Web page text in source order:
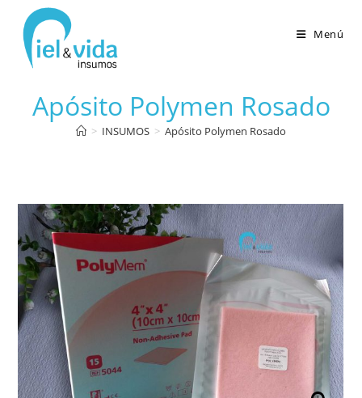
Menú
Apósito Polymen Rosado
> INSUMOS > Apósito Polymen Rosado